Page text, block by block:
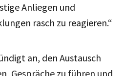
Anliegen und
rasch zu reagieren.“
an, den Austausch
Gespräche zu führen und